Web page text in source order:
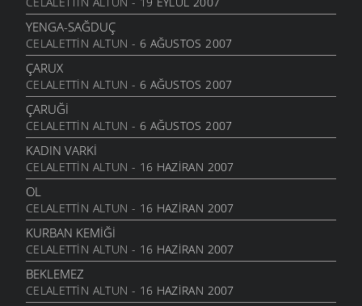
KIZ SEN BU ŞAVŞATIN NERESINDENSIN
ŞIIRLER- 28 TEMMUZ 2006
DERYAMIDEN
MANILER- 28 TEMMUZ 2006
YENGA-SAĞDUÇ
CELALETTIN ALTUN - 6 AĞUSTOS 2007
ÇARUX
CELALETTIN ALTUN - 6 AĞUSTOS 2007
ÇARUĞI
CELALETTIN ALTUN - 6 AĞUSTOS 2007
KADIN VARKI
CELALETTIN ALTUN - 16 HAZIRAN 2007
OL
CELALETTIN ALTUN - 16 HAZIRAN 2007
KURBAN KEMIĞI
CELALETTIN ALTUN - 16 HAZIRAN 2007
BEKLEMEZ
CELALETTIN ALTUN - 16 HAZIRAN 2007